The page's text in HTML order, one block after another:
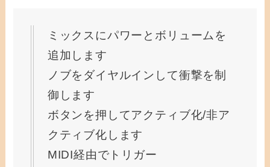
ミックスにパワーとボリュームを
追加します
ノブをダイヤルインして衝撃を制
御します
ボタンを押してアクティブ化/非ア
クティブ化します
MIDI経由でトリガー